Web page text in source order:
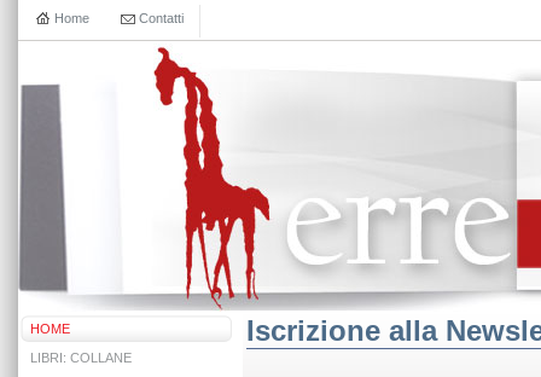
Home Contatti
HOME
LIBRI: COLLANE
Iscrizione alla